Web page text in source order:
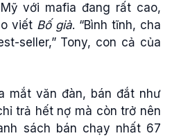
với mafia đang rất cao,
viết Bố già. “Bình tĩnh, cha
seller,” Tony, con cả của
mắt văn đàn, bán đắt như
trả hết nợ mà còn trở nên
sách bán chạy nhất 67